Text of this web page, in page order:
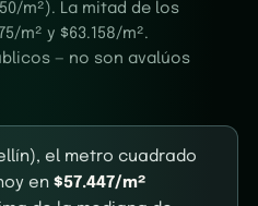
m²). La mitad de los
m² y $63.158/m².
— no son avalúos
el metro cuadrado
en $57.447/m²